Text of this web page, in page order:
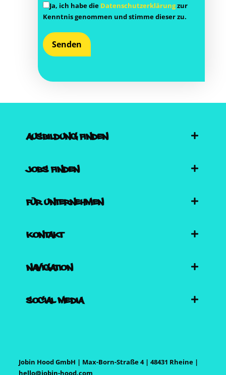
Ja, ich habe die Daten­schutz­er­klä­rungzur
Kennt­nis genom­men und stim­me die­ser zu.
AUSBILDUNG FINDEN
JOBS FINDEN
FÜR UNTERNEHMEN
KONTAKT
NAVIGATION
SOCIAL MEDIA
Jobin Hood GmbH | Max-Born-Straße 4 | 48431 Rheine |
hello@jobin-hood.com